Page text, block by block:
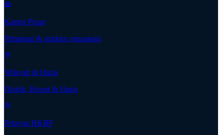
Kantor Pusat
Pimpinan & struktur organisasi
Wilayah & Huria
Distrik, Resort & Huria
Pelayan HKBP